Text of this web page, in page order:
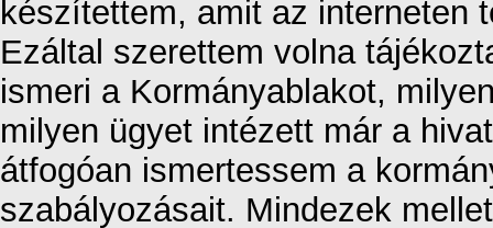
készítettem, amit az interneten
Ezáltal szerettem volna
ismeri a Kormányablakot,
milyen ügyet intézett már a
átfogóan ismertessem a
szabályozásait. Mindezek